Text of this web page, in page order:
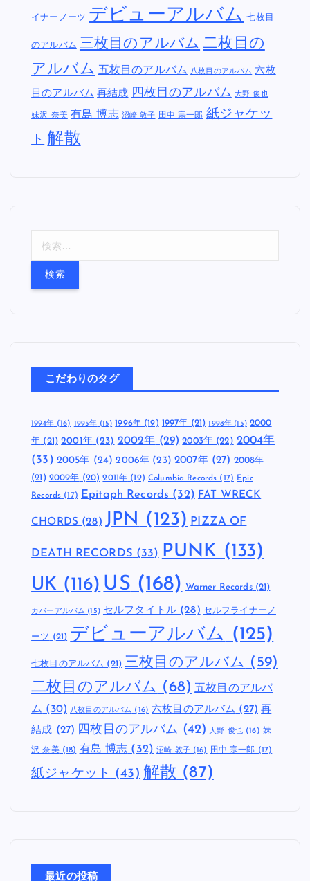
イナーノーツ デビューアルバム 七枚目
のアルバム 三枚目のアルバム 二枚目の
アルバム 五枚目のアルバム 八枚目のアルバム 六枚
目のアルバム 再結成 四枚目のアルバム 大野 俊也
妹沢 奈美 有島 博志 沼崎 敦子 田中 宗一郎 紙ジャケッ
ト 解散
こだわりのタグ
1994年(16) 1995年 (15) 1996年(19) 1997年 (21) 1998年 (15) 2000
年 (21) 2001年(23) 2002年 (29) 2003年 (22) 2004年
(33) 2005年 (24) 2006年 (23) 2007年(27) 2008年
(21) 2009年 (20) 2011年 (19) Columbia Records (17) Epic
Records (17) Epitaph Records (32) FAT WRECK
CHORDS (28) JPN (123) PIZZA OF
DEATH RECORDS (33) PUNK (133)
UK (116) US (168) Warner Records(21)
カバーアルバム (15) セルフタイトル(28) セルフライナーノ
ーツ (21) デビューアルバム (125)
七枚目のアルバム (21) 三枚目のアルバム (59)
二枚目のアルバム (68) 五枚目のアルバ
ム (30) 八枚目のアルバム (16) 六枚目のアルバム (27) 再
結成 (27) 四枚目のアルバム (42) 大野 俊也(16) 妹
沢 奈美(18) 有島 博志 (32) 沼崎 敦子(16) 田中 宗一郎 (17)
紙ジャケット (43) 解散 (87)
最近の投稿